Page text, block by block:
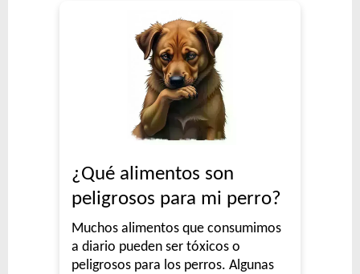
¿Qué alimentos son
peligrosos para mi perro?
Muchos alimentos que consumimos
a diario pueden ser tóxicos o
peligrosos para los perros. Algunas